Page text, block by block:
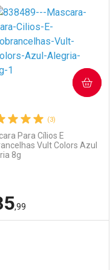
Desconto
sem Desconto
R$ 67,99/cada
Menos
R$ 67,99/cada
(3)
Para Cílios E
Vult Colors Azul
8g
,99
COMPRAR